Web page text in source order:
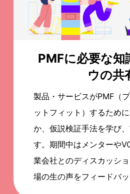
PMFに必要な知
ウの共
製品・サービスがPMF（
ットフィット）するため
か、仮説検証手法を学び
す。期間中はメンターや
業会社とのディスカッシ
場の生の声をフィードバッ